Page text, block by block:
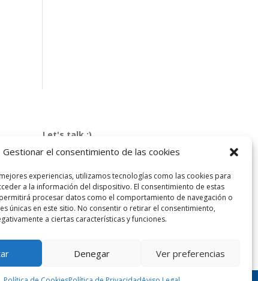
Gestionar el consentimiento de las cookies
experiencias, utilizamos tecnologías como las cookies para
a la información del dispositivo. El consentimiento de estas
procesar datos como el comportamiento de navegación o
únicas en este sitio. No consentir o retirar el consentimiento,
a ciertas características y funciones.
Denegar Ver preferencias
Let's talk :)
968 425 675
30850. Totana. Murcia. Spain
info@totanalang.com